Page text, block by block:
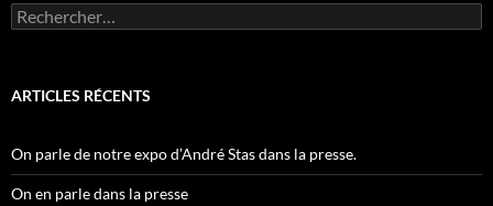
Rechercher :
ARTICLES RÉCENTS
On parle de notre expo d’André Stas dans la presse.
On en parle dans la presse